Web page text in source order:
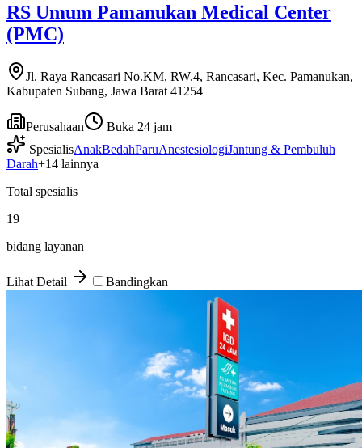
RS Umum Pamanukan Medical Center
(PMC)
Jl. Raya Rancasari No.KM, RW.4, Rancasari, Kec. Pamanukan,
Kabupaten Subang, Jawa Barat 41254
Perusahaan
Buka 24 jam
SpesialisAnakBedahParuAnestesiologiJantung & Pembuluh
Darah+14 lainnya
Total spesialis
19
bidang layanan
Lihat Detail Bandingkan